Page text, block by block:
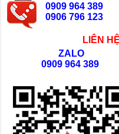
0909 964 389
0906 796 123
LIÊN
ZALO
0909 964 389